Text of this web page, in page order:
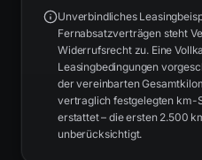
Unverbindliches
Fernabsatzverträgen steht
Widerrufsrecht zu. Eine
Leasingbedingungen
der vereinbarten
vertraglich festgelegten km-
erstattet – die ersten 2.500
unberücksichtigt.